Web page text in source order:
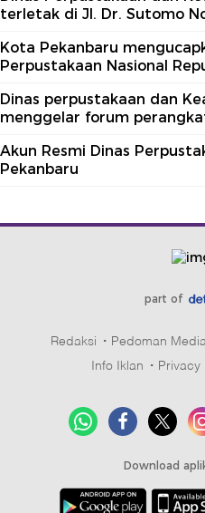
terletak di Jl. Dr. Sutomo
Kota Pekanbaru
Perpustakaan Nasional
Dinas perpustakaan dan
menggelar forum
Akun Resmi Dinas
Pekanbaru
part of
Redaksi Pedoman
Info Iklan
Privacy
Download